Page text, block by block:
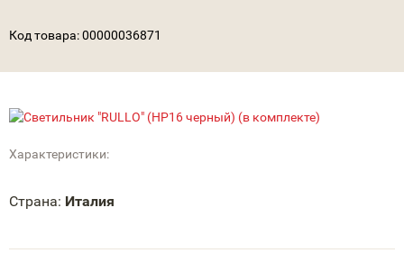
Код товара:00000036871
Характеристики:
Страна: Италия